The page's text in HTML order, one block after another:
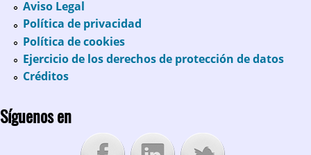
Aviso Legal
Política de privacidad
Política de cookies
Ejercicio de los derechos de protección de datos
Créditos
Síguenos en